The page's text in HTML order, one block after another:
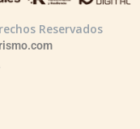
Reservados